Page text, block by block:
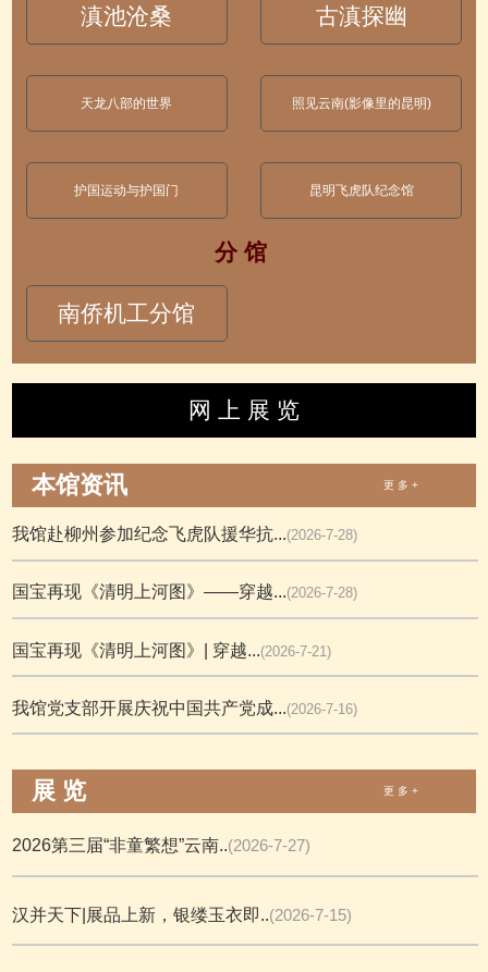
滇池沧桑 古滇探幽
天龙八部的世界 照见云南(影像里的昆明)
护国运动与护国门 昆明飞虎队纪念馆
分 馆
南侨机工分馆
网 上 展 览
本馆资讯 更 多 +
我馆赴柳州参加纪念飞虎队援华抗...(2026-7-28)
国宝再现《清明上河图》——穿越...(2026-7-28)
国宝再现《清明上河图》| 穿越...(2026-7-21)
我馆党支部开展庆祝中国共产党成...(2026-7-16)
展 览 更 多 +
2026第三届“非童繁想”云南..(2026-7-27)
汉并天下|展品上新，银缕玉衣即..(2026-7-15)